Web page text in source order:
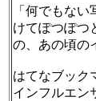
「何でもな
けてぽつぽつ
の、あの頃の
はてなブック
インフルエン